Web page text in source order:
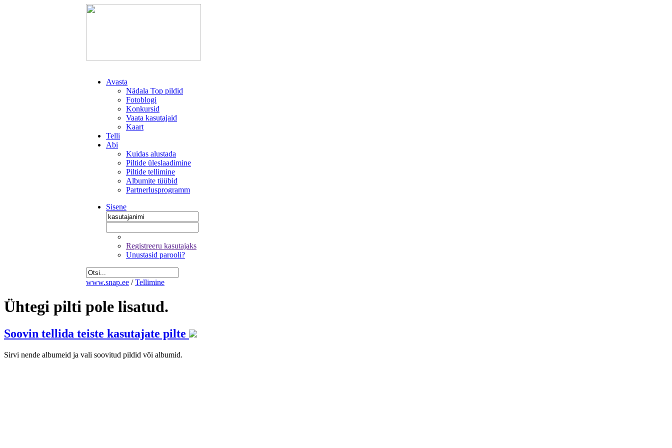
Avasta
Nädala Top pildid
Fotoblogi
Konkursid
Vaata kasutajaid
Kaart
Telli
Abi
Kuidas alustada
Piltide üleslaadimine
Piltide tellimine
Albumite tüübid
Partnerlusprogramm
Sisene
Registreeru kasutajaks
Unustasid parooli?
www.snap.ee / Tellimine
Ühtegi pilti pole lisatud.
Soovin tellida teiste kasutajate pilte
Sirvi nende albumeid ja vali soovitud pildid või albumid.